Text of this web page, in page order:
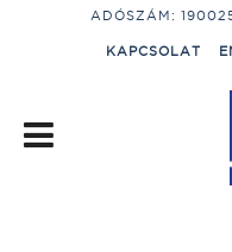
ADÓSZÁM:
KAPCSOLAT